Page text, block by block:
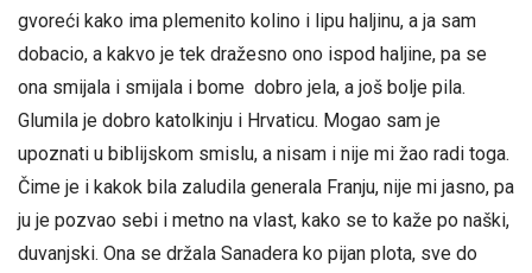
gvoreći kako ima plemenito kolino i lipu haljinu, a ja sam
dobacio, a kakvo je tek dražesno ono ispod haljine, pa se
ona smijala i smijala i bome dobro jela, a još bolje pila.
Glumila je dobro katolkinju i Hrvaticu. Mogao sam je
upoznati u biblijskom smislu, a nisam i nije mi žao radi toga.
Čime je i kakok bila zaludila generala Franju, nije mi jasno, pa
ju je pozvao sebi i metno na vlast, kako se to kaže po naški,
duvanjski. Ona se držala Sanadera ko pijan plota, sve do